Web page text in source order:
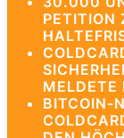
PETITION
MELDETE
BITCOIN-